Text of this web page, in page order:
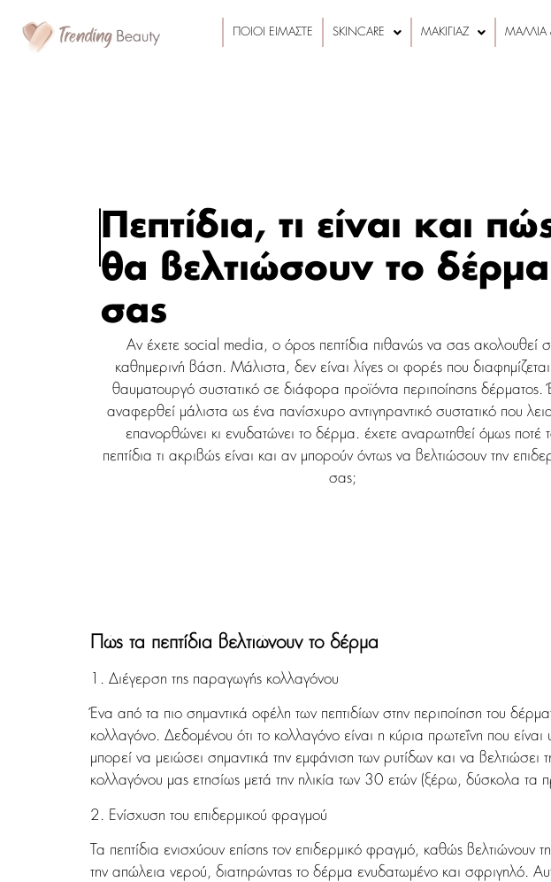
ΠΟΙΟΙ ΕΙΜΑΣΤΕ SKINCARE ΜΑΚΙΓΙΑΖ ΜΑΛΛΙΑ
Πεπτίδια, τι είναι και
θα βελτιώσουν το δέρμα
σας
Αν έχετε social media, o όρος πεπτίδια πιθανώς να σας ακολουθεί
καθημερινή βάση. Μάλιστα, δεν είναι λίγες οι φορές που
θαυματουργό συστατικό σε διάφορα προϊόντα περιποίησης δέρματος.
αναφερθεί μάλιστα ως ένα πανίσχυρο αντιγηραντικό συστατικό που
επανορθώνει κι ενυδατώνει το δέρμα. έχετε αναρωτηθεί όμως ποτέ
πεπτίδια τι ακριβώς είναι και αν μπορούν όντως να βελτιώσουν την
σας;
Πώς τα πεπτίδια βελτιώνουν το δέρμα
1. Διέγερση της παραγωγής κολλαγόνου
Ένα από τα πιο σημαντικά οφέλη των πεπτιδίων στην περιποίηση του
κολλαγόνο. Δεδομένου ότι το κολλαγόνο είναι η κύρια πρωτεΐνη που
μπορεί να μειώσει σημαντικά την εμφάνιση των ρυτίδων και να
κολλαγόνου μας ετησίως μετά την ηλικία των 30 ετών (ξέρω, δύσκολα τα
2. Ενίσχυση του επιδερμικού φραγμού
Τα πεπτίδια ενισχύουν επίσης τον επιδερμικό φραγμό, καθώς βελτιώνουν
την απώλεια νερού, διατηρώντας το δέρμα ενυδατωμένο και σφριγηλό.